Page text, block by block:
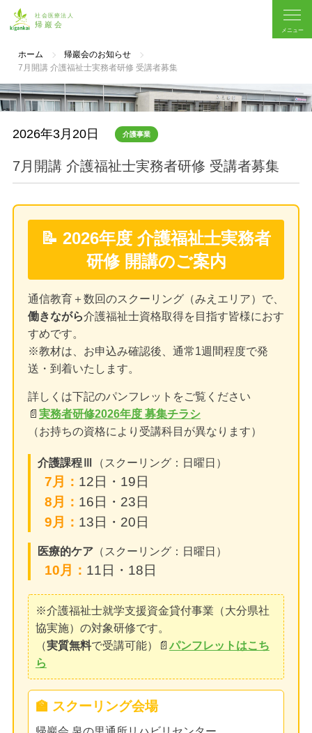
ホーム
帰巖会のお知らせ
7月開講 介護福祉士実務者研修 受講者募集
2026年3月20日 介護事業
7月開講 介護福祉士実務者研修 受講者募集
📝 2026年度 介護福祉士実務者
研修 開講のご案内
通信教育＋数回のスクーリング（みえエリア）で、
働きながら介護福祉士資格取得を目指す皆様におす
すめです。
※教材は、お申込み確認後、通常1週間程度で発
送・到着いたします。
詳しくは下記のパンフレットをご覧ください
📄 実務者研修2026年度 募集チラシ
（お持ちの資格により受講科目が異なります）
介護課程Ⅲ （スクーリング：日曜日）
7月： 12日・19日
8月： 16日・23日
9月： 13日・20日
医療的ケア（スクーリング：日曜日）
10月： 11日・18日
※介護福祉士就学支援資金貸付事業（大分県社
協実施）の対象研修です。
（実質無料で受講可能）📄 パンフレットはこち
ら
🏫 スクーリング会場